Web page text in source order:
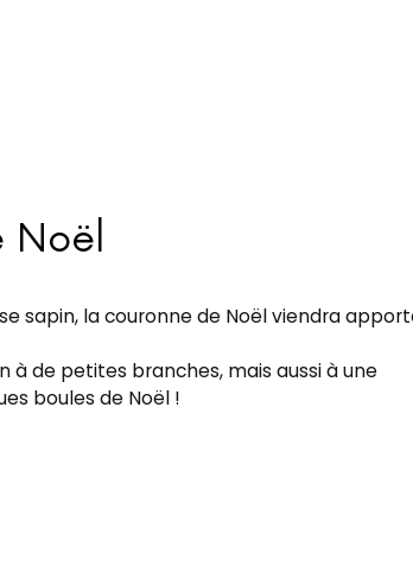
Noël
sapin, la couronne de Noël viendra
à de petites branches, mais aussi à une
boules de Noël !